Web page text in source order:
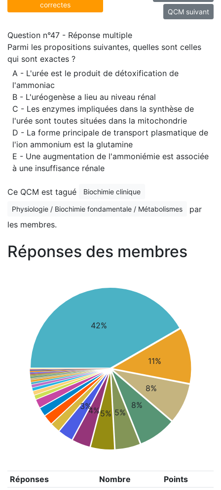
correctes
QCM suivant
Question n°47 - Réponse multiple
Parmi les propositions suivantes, quelles sont celles
qui sont exactes ?
A - L'urée est le produit de détoxification de
l'ammoniac
B - L'uréogenèse a lieu au niveau rénal
C - Les enzymes impliquées dans la synthèse de
l'urée sont toutes situées dans la mitochondrie
D - La forme principale de transport plasmatique de
l'ion ammonium est la glutamine
E - Une augmentation de l'ammoniémie est associée
à une insuffisance rénale
Ce QCM est tagué Biochimie clinique
Physiologie / Biochimie fondamentale / Métabolismes
par
les membres.
Réponses des membres
42%
11%
8%
8%
5%
5%
4%
3%
Réponses Nombre
Points